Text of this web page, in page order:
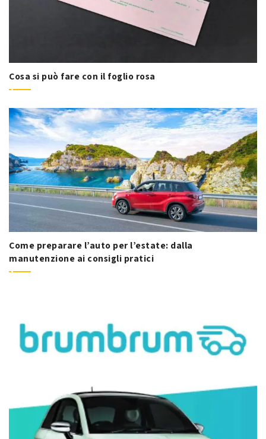
Cosa si può fare con il foglio rosa
Come preparare l’auto per l’estate: dalla
manutenzione ai consigli pratici